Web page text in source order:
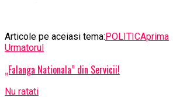
Articole pe aceiasi tema:POLITICAprima
Urmatorul
„Falanga Nationala” din Servicii!
Nu ratati